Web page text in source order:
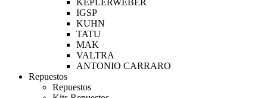
KEPLERWEBER
IGSP
KUHN
TATU
MAK
VALTRA
ANTONIO CARRARO
Repuestos
Repuestos